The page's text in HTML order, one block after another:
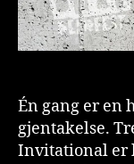
Én gang er en
gjentakelse.
Invitational er